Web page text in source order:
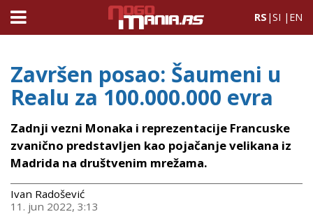
RS |SI | EN
Završen posao: Šaumeni u
Realu za 100.000.000 evra
Zadnji vezni Monaka i reprezentacije Francuske
zvanično predstavljen kao pojačanje velikana iz
Madrida na društvenim mrežama.
Ivan Radošević
11. jun 2022, 3:13